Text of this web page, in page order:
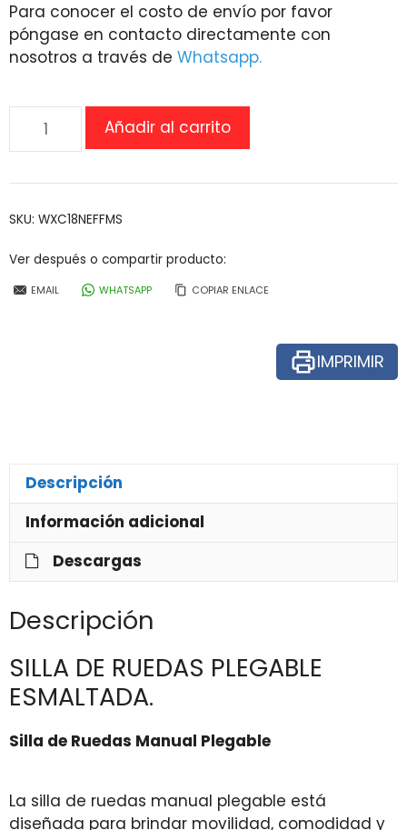
Para conocer el costo de envío por favor
póngase en contacto directamente con
nosotros a través de Whatsapp.
plegable
cantidad
Añadir al carrito
SKU: WXC18NEFFMS
Ver después o compartir producto:
EMAIL WHATSAPP COPIAR ENLACE
IMPRIMIR
Descripción
Información adicional
Descargas
Descripción
SILLA DE RUEDAS PLEGABLE
ESMALTADA.
Silla de Ruedas Manual Plegable
La silla de ruedas manual plegable está
diseñada para brindar movilidad, comodidad y